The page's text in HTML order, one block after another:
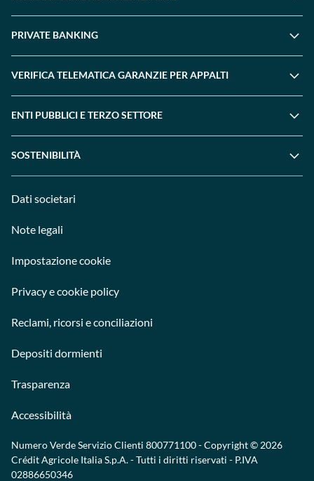
PRIVATE BANKING
VERIFICA TELEMATICA GARANZIE PER APPALTI
ENTI PUBBLICI E TERZO SETTORE
SOSTENIBILITÀ
Dati societari
Note legali
Impostazione cookie
Privacy e cookie policy
Reclami, ricorsi e conciliazioni
Depositi dormienti
Trasparenza
Accessibilità
Numero Verde Servizio Clienti 800771100- Copyright © 2026
Crédit Agricole Italia S.p.A. - Tutti i diritti riservati - P.IVA
02886650346